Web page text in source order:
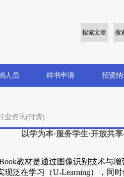
搜索文章 搜
人员 样书申请 招贤
业资讯(付费)
以学为本·服务学生·开放
教材是通过图像识别技术与
现泛在学习（U-Learning），同